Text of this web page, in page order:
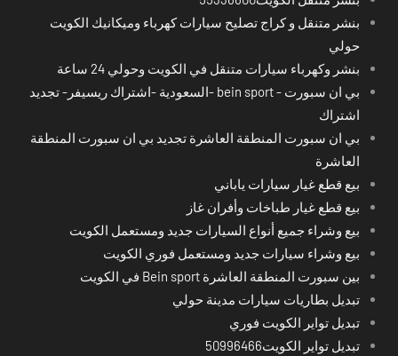
بنشر متنقل و كراج تصليح سيارات كهرباء وميكانيك الكويت
حولي
بنشر وكهرباء سيارات متنقل في الكويت وحولي 24 ساعة
بي ان سبورت - bein sport -السعودية -اشتراك ريسيفر- تجديد
اشتراك
بي ان سبورت المنطقة العاشرة تجديد بي ان سبورت المنطقة
العاشرة
بيع قطع غيار سيارات ياباني
بيع قطع غيار طباخات وأفران غاز
بيع وشراء جميع أنواع السيارات جديد ومستعمل الكويت
بيع وشراء سيارات جديد ومستعمل فوري الكويت
بين سبورت المنطقة العاشرة Bein sport في الكويت
تبديل بطاريات سيارات مدينة حولي
تبديل تواير الكويت فوري
تبديل تواير الكويت50996466